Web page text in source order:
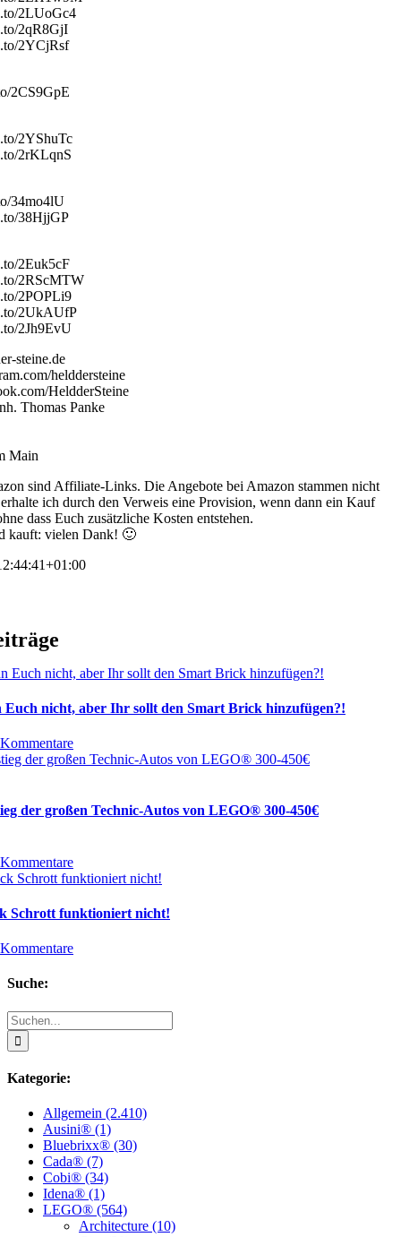
2LUoGc4
2qR8GjI
2YCjRsf
2CS9GpE
2YShuTc
2rKLqnS
34mo4lU
38HjjGP
2Euk5cF
2RScMTW
2POPLi9
2UkAUfP
2Jh9EvU
steine.de
helddersteine
HeldderSteine
Thomas Panke
Main
sind Affiliate-Links. Die Angebote bei Amazon stammen nicht
ich durch den Verweis eine Provision, wenn dann ein Kauf
dass Euch zusätzliche Kosten entstehen.
kauft: vielen Dank! 🙂
nicht, aber Ihr sollt den Smart Brick hinzufügen?!
der großen Technic-Autos von LEGO® 300-450€
Schrott funktioniert nicht!
Suche:
Suche
nach:
Kategorie:
Allgemein (2.410)
Ausini® (1)
Bluebrixx® (30)
Cada® (7)
Cobi® (34)
Idena® (1)
LEGO® (564)
Architecture (10)